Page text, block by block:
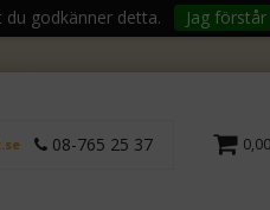
godkänner detta. Jag förstår
08-765 25 37